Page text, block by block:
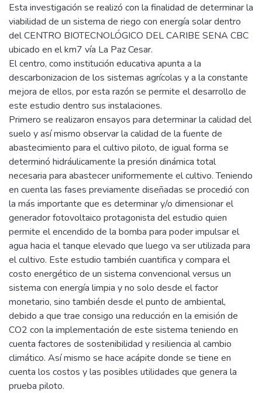
Esta investigación se realizó con la finalidad de determinar la
viabilidad de un sistema de riego con energía solar dentro
del CENTRO BIOTECNOLÓGICO DEL CARIBE SENA CBC
ubicado en el km7 vía La Paz Cesar.
El centro, como institución educativa apunta a la
descarbonizacion de los sistemas agrícolas y a la constante
mejora de ellos, por esta razón se permite el desarrollo de
este estudio dentro sus instalaciones.
Primero se realizaron ensayos para determinar la calidad del
suelo y así mismo observar la calidad de la fuente de
abastecimiento para el cultivo piloto, de igual forma se
determinó hidráulicamente la presión dinámica total
necesaria para abastecer uniformemente el cultivo. Teniendo
en cuenta las fases previamente diseñadas se procedió con
la más importante que es determinar y/o dimensionar el
generador fotovoltaico protagonista del estudio quien
permite el encendido de la bomba para poder impulsar el
agua hacia el tanque elevado que luego va ser utilizada para
el cultivo. Este estudio también cuantifica y compara el
costo energético de un sistema convencional versus un
sistema con energía limpia y no solo desde el factor
monetario, sino también desde el punto de ambiental,
debido a que trae consigo una reducción en la emisión de
CO2 con la implementación de este sistema teniendo en
cuenta factores de sostenibilidad y resiliencia al cambio
climático. Así mismo se hace acápite donde se tiene en
cuenta los costos y las posibles utilidades que genera la
prueba piloto.